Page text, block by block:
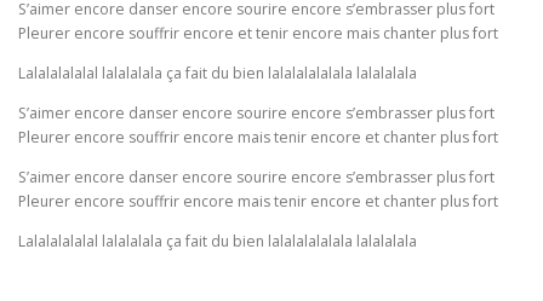
S’aimer encore danser encore sourire encore s’embrasser plus fort
Pleurer encore souffrir encore et tenir encore mais chanter plus fort
Lalalalalalal lalalalala ça fait du bien lalalalalalala lalalalala
S’aimer encore danser encore sourire encore s’embrasser plus fort
Pleurer encore souffrir encore mais tenir encore et chanter plus fort
S’aimer encore danser encore sourire encore s’embrasser plus fort
Pleurer encore souffrir encore mais tenir encore et chanter plus fort
Lalalalalalal lalalalala ça fait du bien lalalalalalala lalalalala